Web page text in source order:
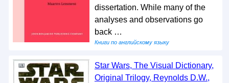
dissertation. While many of the
analyses and observations go
back …
Книги по английскому языку
Star Wars, The Visual Dictionary,
Original Trilogy, Reynolds D.W.,